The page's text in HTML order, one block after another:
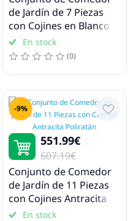
de Jardín de 7 Piezas
con Cojines en Blanco
de Poliratán
En stock
(0)
-9%
551.99€
607.19€
Conjunto de Comedor
de Jardín de 11 Piezas
con Cojines Antracita
Poliratán
En stock